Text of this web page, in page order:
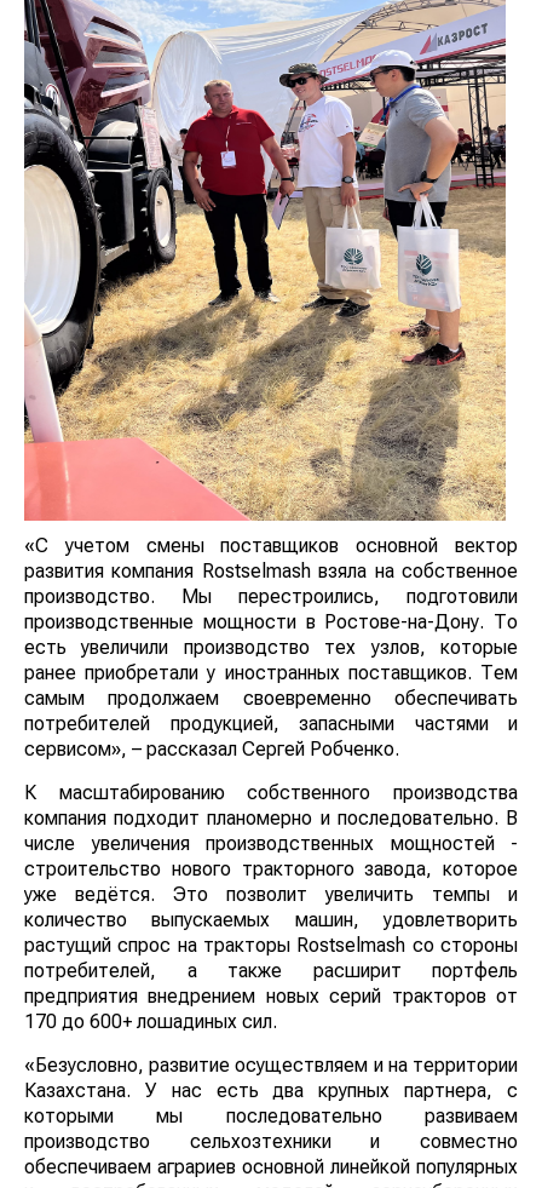
«С учетом смены поставщиков основной вектор
развития компания Rostselmash взяла на собственное
производство. Мы перестроились, подготовили
производственные мощности в Ростове-на-Дону. То
есть увеличили производство тех узлов, которые
ранее приобретали у иностранных поставщиков. Тем
самым продолжаем своевременно обеспечивать
потребителей продукцией, запасными частями и
сервисом», – рассказал Сергей Робченко.
К масштабированию собственного производства
компания подходит планомерно и последовательно. В
числе увеличения производственных мощностей -
строительство нового тракторного завода, которое
уже ведётся. Это позволит увеличить темпы и
количество выпускаемых машин, удовлетворить
растущий спрос на тракторы Rostselmash со стороны
потребителей, а также расширит портфель
предприятия внедрением новых серий тракторов от
170 до 600+ лошадиных сил.
«Безусловно, развитие осуществляем и на территории
Казахстана. У нас есть два крупных партнера, с
которыми мы последовательно развиваем
производство сельхозтехники и совместно
обеспечиваем аграриев основной линейкой популярных